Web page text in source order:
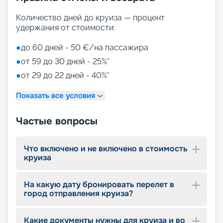
Количество дней до круиза — процент
удержания от стоимости:
●до 60 дней - 50 €/на пассажира
●от 59 до 30 дней - 25%*
●от 29 до 22 дней - 40%*
Показать все условия
Частые вопросы
Что включено и не включено в стоимость
круиза
На какую дату бронировать перелет в
город отправления круиза?
Какие документы нужны для круиза и во